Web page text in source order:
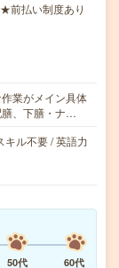
払い制度あり
業がメイン具体
、下膳・ナ…
キル不要 / 英語力
50代
60代